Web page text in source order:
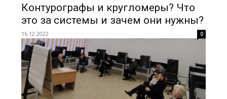
Контурографы и кругломеры? Что
это за системы и зачем они нужны?
16.12.2022 0